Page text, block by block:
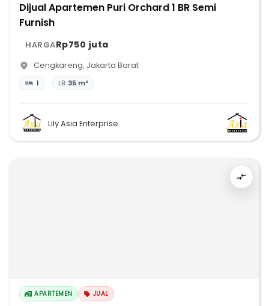
Dijual Apartemen Puri Orchard 1 BR Semi
Furnish
HARGARp750 juta
Cengkareng, Jakarta Barat
1 LB: 35 m²
Lily Asia Enterprise
APARTEMEN JUAL